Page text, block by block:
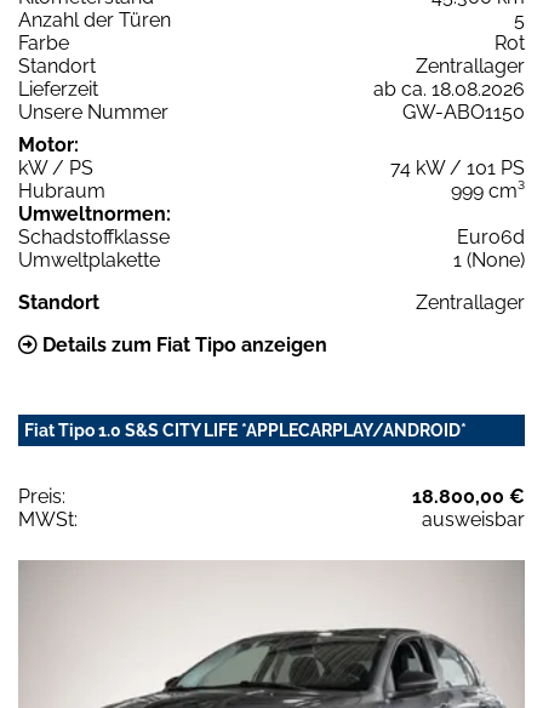
Anzahl der Türen
5
Farbe
Rot
Standort
Zentrallager
Lieferzeit
ab ca. 18.08.2026
Unsere Nummer
GW-ABO1150
Motor:
kW / PS
74 kW / 101 PS
Hubraum
999 cm³
Umweltnormen:
Schadstoffklasse
Euro6d
Umweltplakette
1 (None)
Standort
Zentrallager
Details zum Fiat Tipo anzeigen
Fiat Tipo 1.0 S&S CITY LIFE *APPLECARPLAY/ANDROID*
Preis:
18.800,00 €
MWSt:
ausweisbar